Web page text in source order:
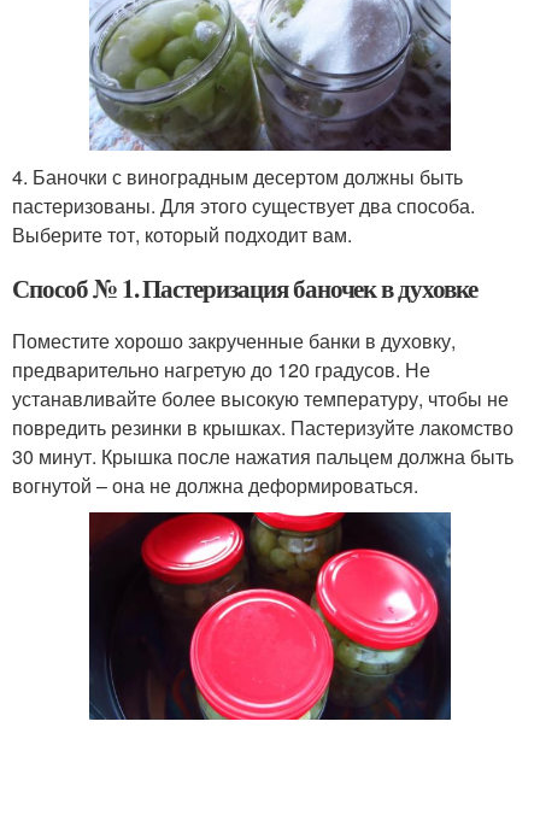
4. Баночки с виноградным десертом должны быть
пастеризованы. Для этого существует два способа.
Выберите тот, который подходит вам.
Способ № 1. Пастеризация баночек в духовке
Поместите хорошо закрученные банки в духовку,
предварительно нагретую до 120 градусов. Не
устанавливайте более высокую температуру, чтобы не
повредить резинки в крышках. Пастеризуйте лакомство
30 минут. Крышка после нажатия пальцем должна быть
вогнутой – она не должна деформироваться.